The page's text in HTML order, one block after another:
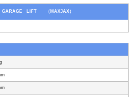
GARAGE LIFT （MAXJAX）